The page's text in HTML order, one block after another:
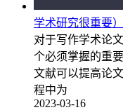
学术研究很重要）
对于写作学术论
个必须掌握的重
文献可以提高论
程中为
2023-03-16